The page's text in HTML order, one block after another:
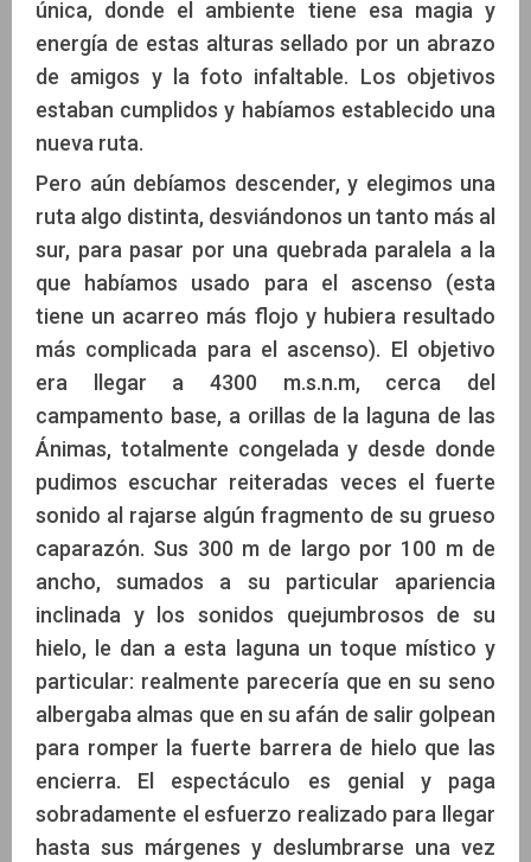
única, donde el ambiente tiene esa magia y
energía de estas alturas sellado por un abrazo
de amigos y la foto infaltable. Los objetivos
estaban cumplidos y habíamos establecido una
nueva ruta.
Pero aún debíamos descender, y elegimos una
ruta algo distinta, desviándonos un tanto más al
sur, para pasar por una quebrada paralela a la
que habíamos usado para el ascenso (esta
tiene un acarreo más flojo y hubiera resultado
más complicada para el ascenso). El objetivo
era llegar a 4300 m.s.n.m, cerca del
campamento base, a orillas de la laguna de las
Ánimas, totalmente congelada y desde donde
pudimos escuchar reiteradas veces el fuerte
sonido al rajarse algún fragmento de su grueso
caparazón. Sus 300 m de largo por 100 m de
ancho, sumados a su particular apariencia
inclinada y los sonidos quejumbrosos de su
hielo, le dan a esta laguna un toque místico y
particular: realmente parecería que en su seno
albergaba almas que en su afán de salir golpean
para romper la fuerte barrera de hielo que las
encierra. El espectáculo es genial y paga
sobradamente el esfuerzo realizado para llegar
hasta sus márgenes y deslumbrarse una vez